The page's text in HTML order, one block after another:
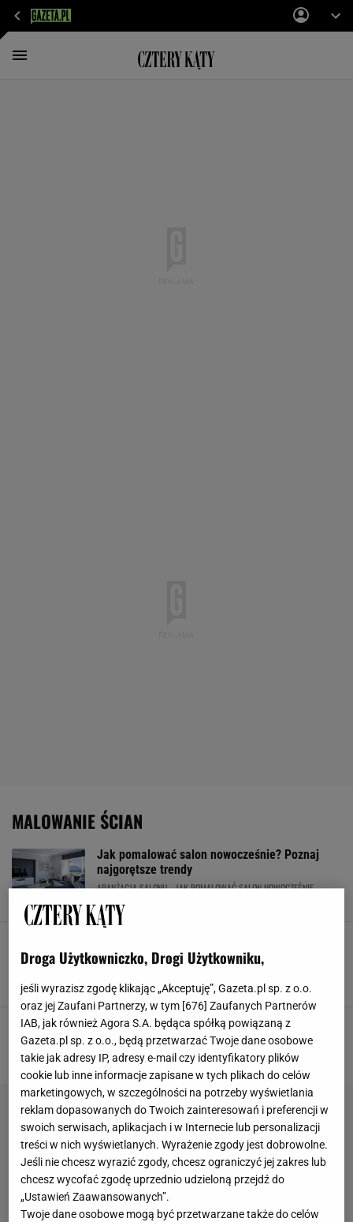
MALOWANIE ŚCIAN
Jak pomalować salon nowocześnie? Poznaj
najgorętsze trendy
ARANŻACJA SALONU JAK POMALOWAĆ SALON NOWOCZEŚNIE
KOLORY ŚCIAN
połączenie odmieni i podkreśli każde wnętrze
MALOWANIE ŚCIAN
Malujemy ściany: biały kolor w roli głównej
ARANŻACJE WNĘTRZ BIAŁY BIEL KOLORY
Droga Użytkowniczko, Drogi Użytkowniku,
jeśli wyrazisz zgodę klikając „Akceptuję”, Gazeta.pl sp. z o.o.
oraz jej Zaufani Partnerzy, w tym [ 676 ] Zaufanych Partnerów
IAB, jak również Agora S.A. będąca spółką powiązaną z
Gazeta.pl sp. z o.o., będą przetwarzać Twoje dane osobowe
takie jak adresy IP, adresy e-mail czy identyfikatory plików
cookie lub inne informacje zapisane w tych plikach do celów
marketingowych, w szczególności na potrzeby wyświetlania
reklam dopasowanych do Twoich zainteresowań i preferencji w
swoich serwisach, aplikacjach i w Internecie lub personalizacji
treści w nich wyświetlanych. Wyrażenie zgody jest dobrowolne.
Jeśli nie chcesz wyrazić zgody, chcesz ograniczyć jej zakres lub
chcesz wycofać zgodę uprzednio udzieloną przejdź do
„Ustawień Zaawansowanych”.
Twoje dane osobowe mogą być przetwarzane także do celów